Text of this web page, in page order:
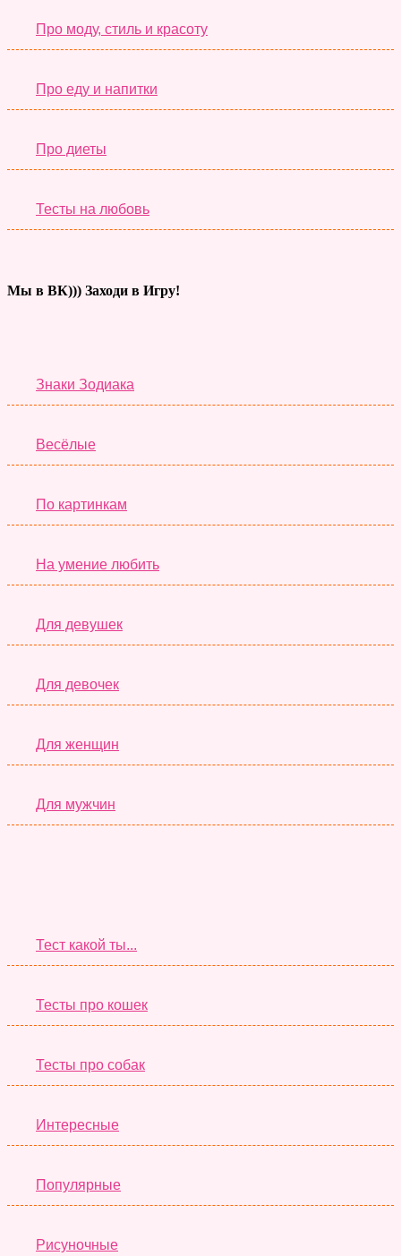
Про моду, стиль и красоту
Про еду и напитки
Про диеты
Тесты на любовь
Мы в ВК))) Заходи в Игру!
Знаки Зодиака
Весёлые
По картинкам
На умение любить
Для девушек
Для девочек
Для женщин
Для мужчин
Тест какой ты...
Тесты про кошек
Тесты про собак
Интересные
Популярные
Рисуночные